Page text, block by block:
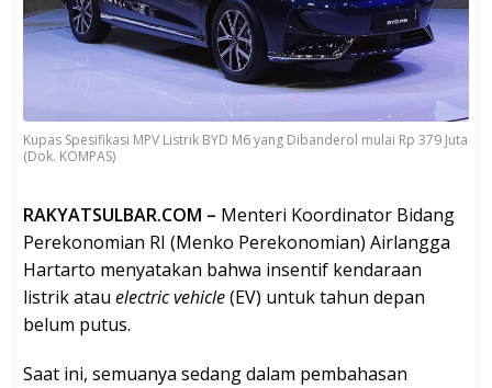
Kupas Spesifikasi MPV Listrik BYD M6 yang Dibanderol mulai Rp 379 Juta
(Dok. KOMPAS)
RAKYATSULBAR.COM – Menteri Koordinator Bidang
Perekonomian RI (Menko Perekonomian) Airlangga
Hartarto menyatakan bahwa insentif kendaraan
listrik atau electric vehicle(EV) untuk tahun depan
belum putus.
Saat ini, semuanya sedang dalam pembahasan